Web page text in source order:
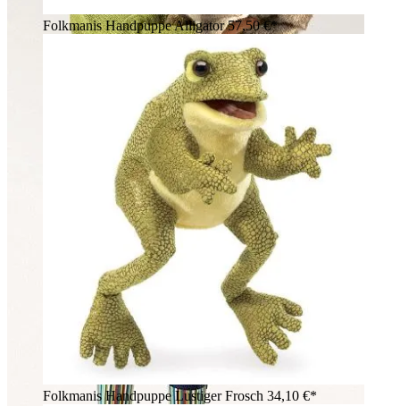
Folkmanis Handpuppe Alligator57,50 €*
Folkmanis Handpuppe Lustiger Frosch 34,10 €*